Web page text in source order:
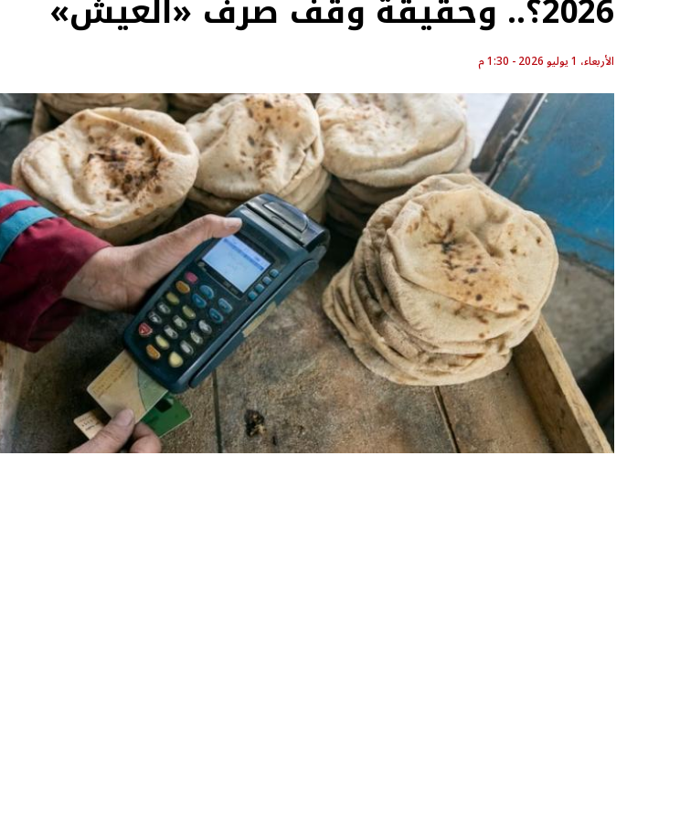
2026؟.. وحقيقة وقف صرف «العيش»
الأربعاء، 1 يوليو 2026 - 1:30 م